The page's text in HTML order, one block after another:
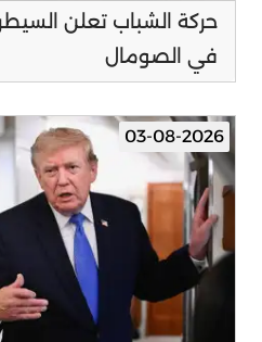
حركة الشباب تعلن
في الصومال
03-08-2026